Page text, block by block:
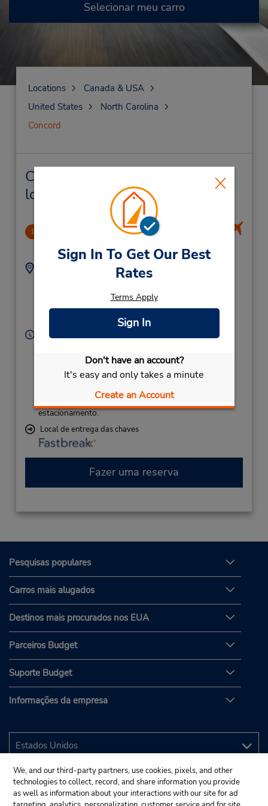
Sign In To Get Our Best
Rates
Terms Apply
Sign In
Don't have an account?
It's easy and only takes a minute
Create an Account
Selecionar meu carro
Locations
Canada & USA
United States
North Carolina
Concord
Concord Locação de veículo e
lojas próximas
1 Concord Regional Airport
Endereço:
Concord, NC, 28027,
Location Type:
Corporate
Horário de funcionamento:
AM - 6:00 PM; Thu - Fri 11:00 AM - 11:00 PM; Sat
10:00 AM - 2:00 PM
dentro do terminal, a uma curta distância do
estacionamento.
Local de entrega das chaves
Fazer uma reserva
Pesquisas populares
Carros mais alugados
Destinos mais procurados nos EUA
Parceiros Budget
Suporte Budget
Informações da empresa
We, and our third-party partners, use cookies, pixels, and other
technologies to collect, record, and share information you provide
as well as information about your interactions with our site for ad